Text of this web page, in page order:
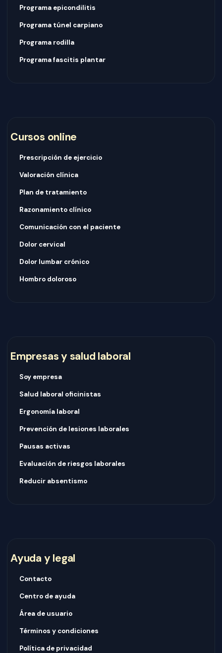
Programa epicondilitis
Programa túnel carpiano
Programa rodilla
Programa fascitis plantar
Cursos online
Prescripción de ejercicio
Valoración clínica
Plan de tratamiento
Razonamiento clínico
Comunicación con el paciente
Dolor cervical
Dolor lumbar crónico
Hombro doloroso
Empresas y salud laboral
Soy empresa
Salud laboral oficinistas
Ergonomía laboral
Prevención de lesiones laborales
Pausas activas
Evaluación de riesgos laborales
Reducir absentismo
Ayuda y legal
Contacto
Centro de ayuda
Área de usuario
Términos y condiciones
Política de privacidad